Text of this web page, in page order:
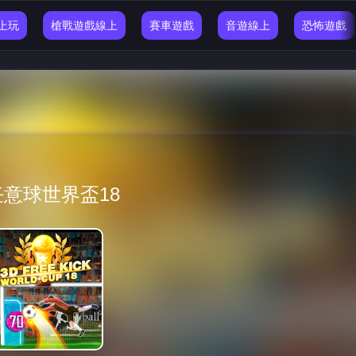
玩 槍戰遊戲線上 賽車遊戲 音遊線上 恐怖遊戲
球世界盃18